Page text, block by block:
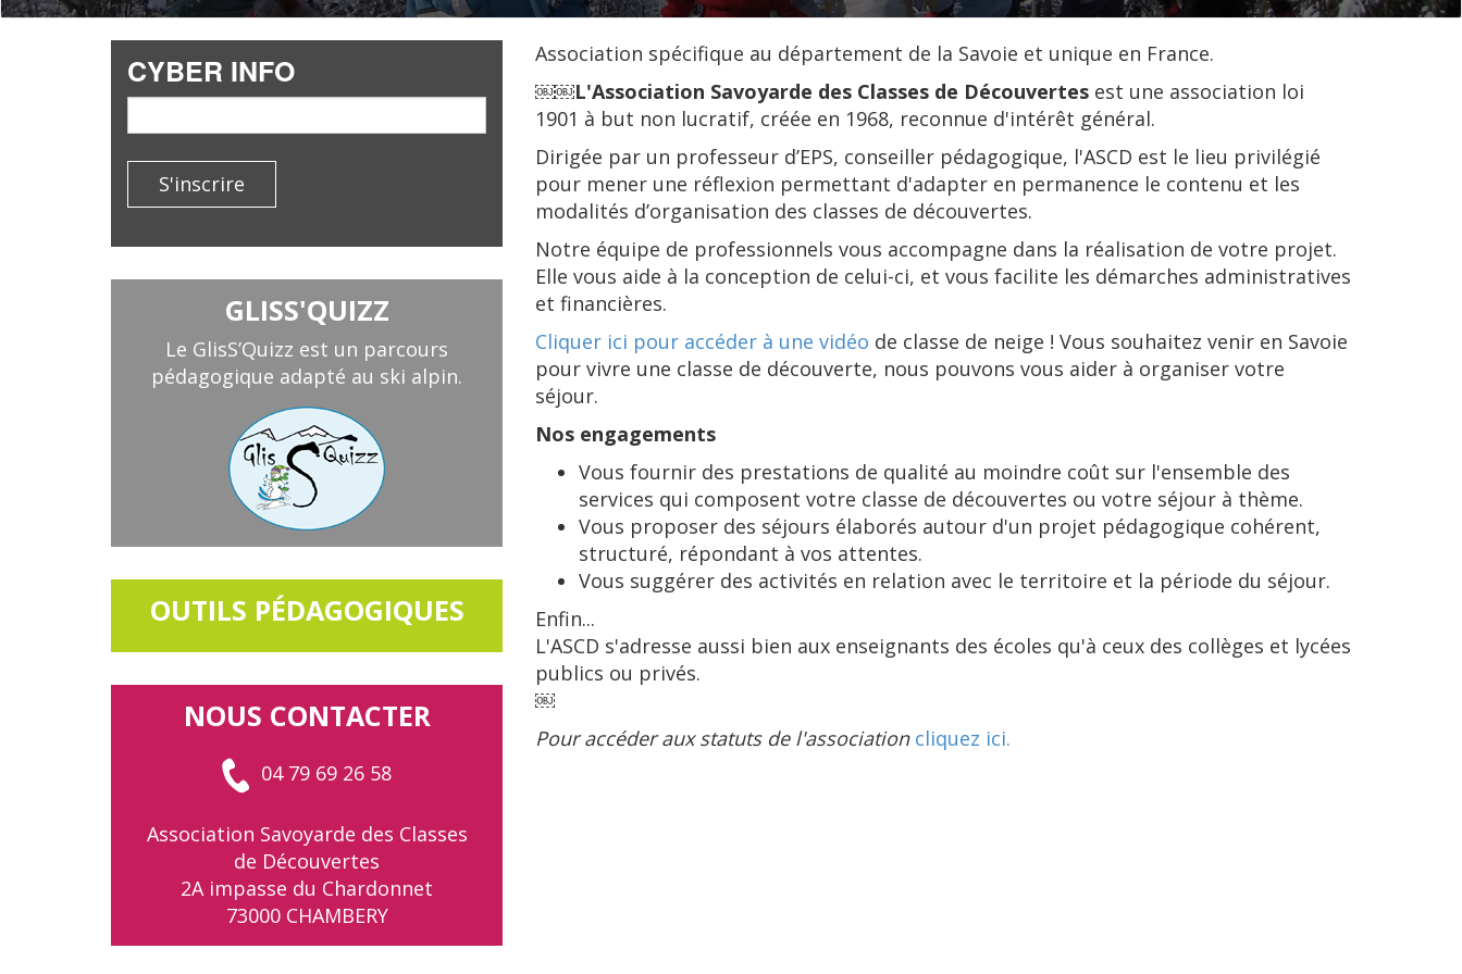
Association spécifique au département de la Savoie et unique en France.
￼￼L'Association Savoyarde des Classes de Découvertes est une association loi
1901 à but non lucratif, créée en 1968, reconnue d'intérêt général.
Dirigée par un professeur d’EPS, conseiller pédagogique, l'ASCD est le lieu privilégié
pour mener une réflexion permettant d'adapter en permanence le contenu et les
modalités d’organisation des classes de découvertes.
Notre équipe de professionnels vous accompagne dans la réalisation de votre projet.
Elle vous aide à la conception de celui-ci, et vous facilite les démarches administratives
et financières.
Cliquer ici pour accéder à une vidéo de classe de neige ! Vous souhaitez venir en Savoie
pour vivre une classe de découverte, nous pouvons vous aider à organiser votre
séjour.
Nos engagements
Vous fournir des prestations de qualité au moindre coût sur l'ensemble des
services qui composent votre classe de découvertes ou votre séjour à thème.
Vous proposer des séjours élaborés autour d'un projet pédagogique cohérent,
structuré, répondant à vos attentes.
Vous suggérer des activités en relation avec le territoire et la période du séjour.
Enfin...
L'ASCD s'adresse aussi bien aux enseignants des écoles qu'à ceux des collèges et lycées
publics ou privés.
￼
Pour accéder aux statuts de l'association cliquez ici.
CYBER INFO
S'inscrire
GLISS'QUIZZ
Le GlisS’Quizz est un parcours
pédagogique adapté au ski alpin.
OUTILS PÉDAGOGIQUES
NOUS CONTACTER
04 79 69 26 58
Association Savoyarde des Classes
de Découvertes
2A impasse du Chardonnet
73000 CHAMBERY